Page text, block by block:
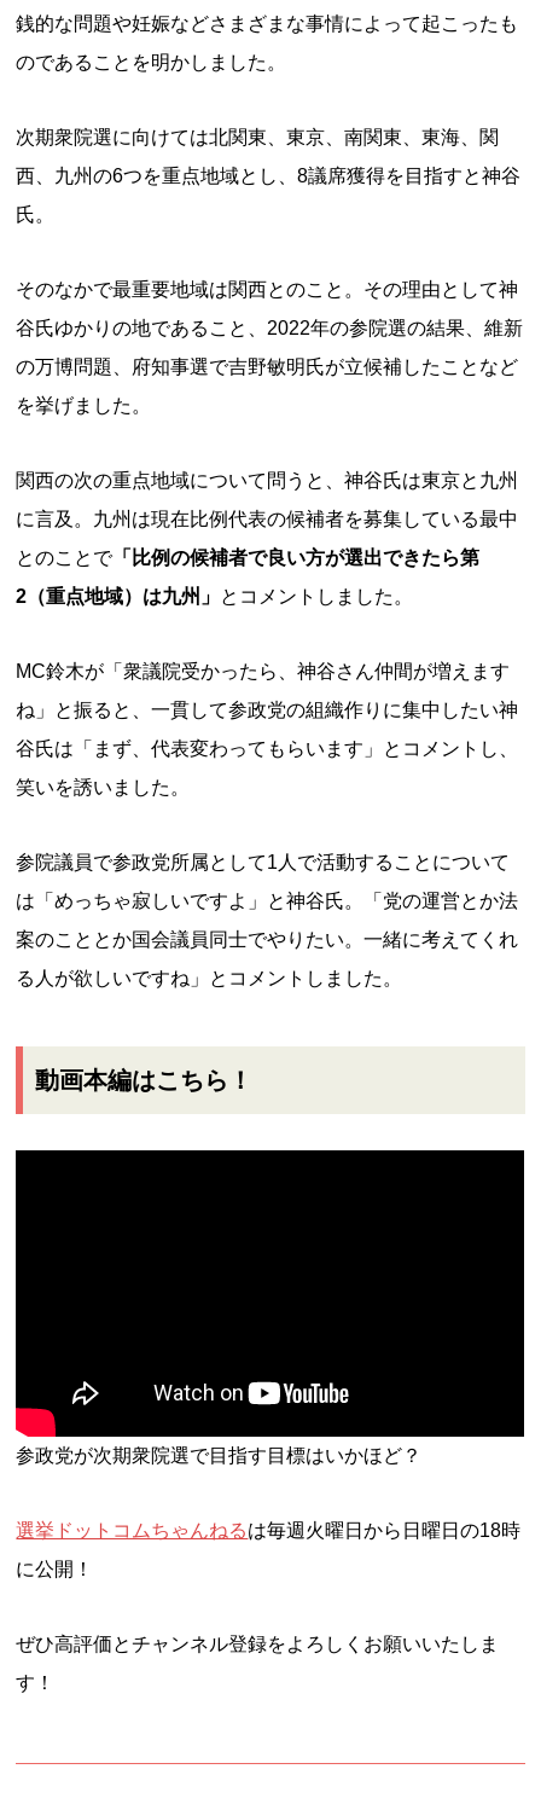
銭的な問題や妊娠などさまざまな事情によって起こったも
のであることを明かしました。
次期衆院選に向けては北関東、東京、南関東、東海、関
西、九州の6つを重点地域とし、8議席獲得を目指すと神谷
氏。
そのなかで最重要地域は関西とのこと。その理由として神
谷氏ゆかりの地であること、2022年の参院選の結果、維新
の万博問題、府知事選で吉野敏明氏が立候補したことなど
を挙げました。
関西の次の重点地域について問うと、神谷氏は東京と九州
に言及。九州は現在比例代表の候補者を募集している最中
とのことで「比例の候補者で良い方が選出できたら第
2（重点地域）は九州」 とコメントしました。
MC鈴木が「衆議院受かったら、神谷さん仲間が増えます
ね」と振ると、一貫して参政党の組織作りに集中したい神
谷氏は「まず、代表変わってもらいます」とコメントし、
笑いを誘いました。
参院議員で参政党所属として1人で活動することについて
は「めっちゃ寂しいですよ」と神谷氏。「党の運営とか法
案のこととか国会議員同士でやりたい。一緒に考えてくれ
る人が欲しいですね」とコメントしました。
動画本編はこちら！
参政党が次期衆院選で目指す目標はいかほど？
選挙ドットコムちゃんねるは毎週火曜日から日曜日の18時
に公開！
ぜひ高評価とチャンネル登録をよろしくお願いいたしま
す！